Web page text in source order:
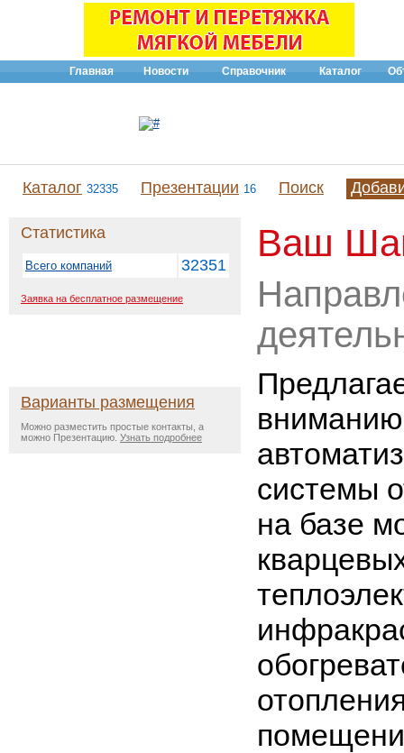
Главная Новости Справочник Каталог
Каталог 32335 Презентации 16 Поиск
Статистика
Всего компаний 32351
Заявка на бесплатное размещение
Варианты размещения
Можно разместить простые контакты, а
можно Презентацию. Узнать подробнее
Ваш
системы
на базе